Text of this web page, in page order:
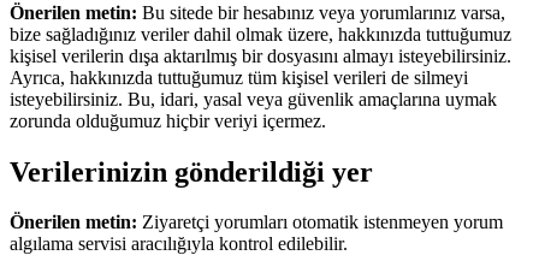
Önerilen metin: Bu sitede bir hesabınız veya yorumlarınız varsa,
bize sağladığınız veriler dahil olmak üzere, hakkınızda tuttuğumuz
kişisel verilerin dışa aktarılmış bir dosyasını almayı isteyebilirsiniz.
Ayrıca, hakkınızda tuttuğumuz tüm kişisel verileri de silmeyi
isteyebilirsiniz. Bu, idari, yasal veya güvenlik amaçlarına uymak
zorunda olduğumuz hiçbir veriyi içermez.
Verilerinizin gönderildiği yer
Önerilen metin: Ziyaretçi yorumları otomatik istenmeyen yorum
algılama servisi aracılığıyla kontrol edilebilir.